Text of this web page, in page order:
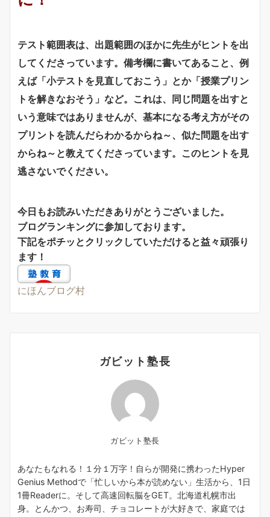
テスト範囲表は、出題範囲のほかに先生がヒントを出
してくださっています。備考欄に書いてあること、例
えば「小テストを見直しておこう」とか「授業プリン
トを解きなおそう」など。これは、同じ問題を出すと
いう意味ではありませんが、基本になる考え方がその
プリントを読んだらわかるからね～、似た問題を出す
からね～と教えてくださっています。このヒントを見
逃さないでください。
今日もお読みいただきありがとうございました。
ブログランキングに参加しております。
下記をポチッとクリックしていただけると益々頑張り
ます！
にほんブログ村
ガビット塾長
ガビット塾長
あなたもなれる！１分１万字！自らが開発に携わったHyper
Genius Methodで「忙しいから本が読めない」生活から、1日
1冊Readerに。そして高速回転脳をGET。北海道札幌市出
身。とんかつ、お寿司、チョコレートが大好きで、家庭では